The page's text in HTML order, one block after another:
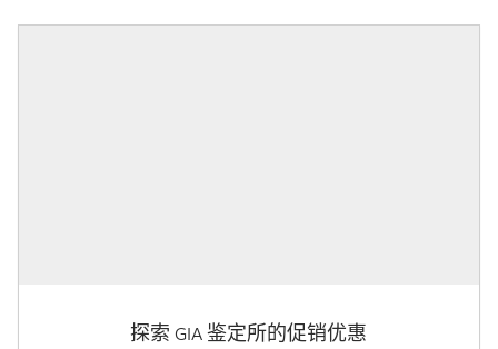
探索 GIA 鉴定所的促销优惠